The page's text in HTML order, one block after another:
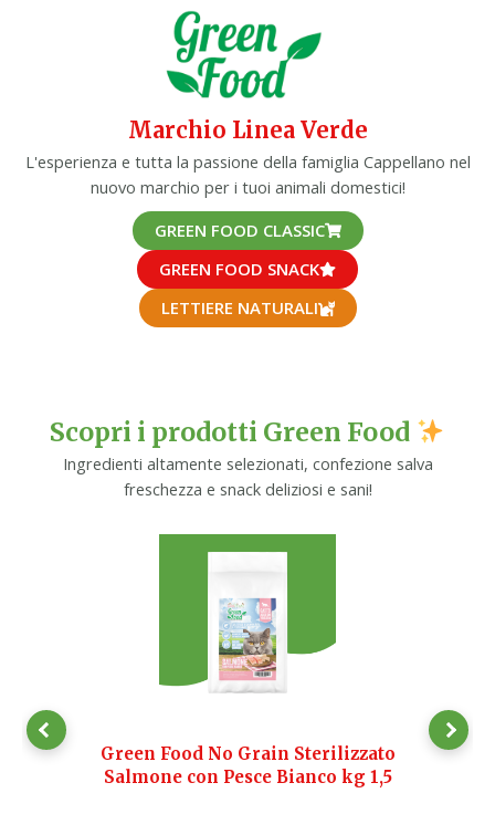
Marchio Linea Verde
L'esperienza e tutta la passione della famiglia Cappellano nel
nuovo marchio per i tuoi animali domestici!
GREEN FOOD CLASSIC
GREEN FOOD SNACK
LETTIERE NATURALI
Scopri i prodotti Green Food
Ingredienti altamente selezionati, confezione salva
freschezza e snack deliziosi e sani!
Green Food No Grain Sterilizzato
Salmone con Pesce Bianco kg 1,5